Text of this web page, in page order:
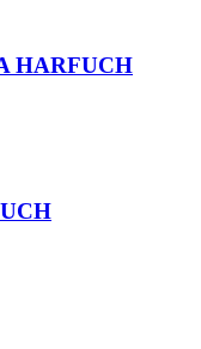
HARFUCH